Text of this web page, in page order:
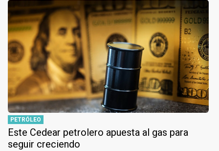
PETRÓLEO
Este Cedear petrolero apuesta al gas para
seguir creciendo